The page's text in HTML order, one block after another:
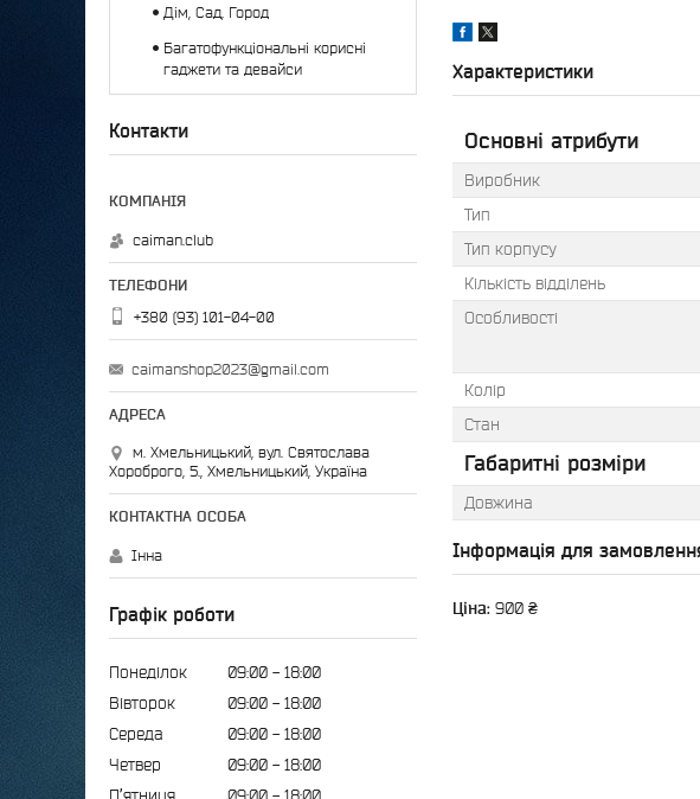
Характеристики
Основні атрибути
Виробник
Тип
Тип корпусу
Кількість відділень
Особливості
Колір
Стан
Габаритні розміри
Довжина
Інформація для
Ціна: 900 ₴
Дім, Сад, Город
Багатофункціональні корисні
гаджети та девайси
Контакти
caiman.club
+380 (93) 101-04-00
caimanshop2023@gmail.com
м. Хмельницький, вул. Святослава
Хороброго, 5., Хмельницький, Україна
Інна
Графік роботи
Понеділок 09:00
18:00
Вівторок
09:00
18:00
Середа
09:00
18:00
Четвер
09:00
18:00
Пʼятниця
09:00 18:00